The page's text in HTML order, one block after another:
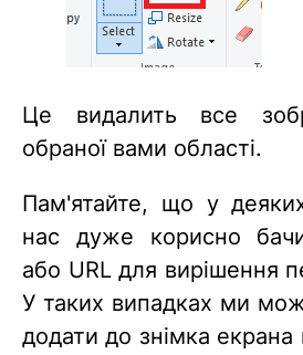
Це видалить все
обраної вами області.
Пам'ятайте, що у
нас дуже корисно
або URL для вирішення
У таких випадках ми
додати до знімка